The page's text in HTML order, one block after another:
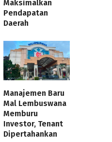
Maksimalkan
Pendapatan
Daerah
Manajemen Baru
Mal Lembuswana
Memburu
Investor, Tenant
Dipertahankan